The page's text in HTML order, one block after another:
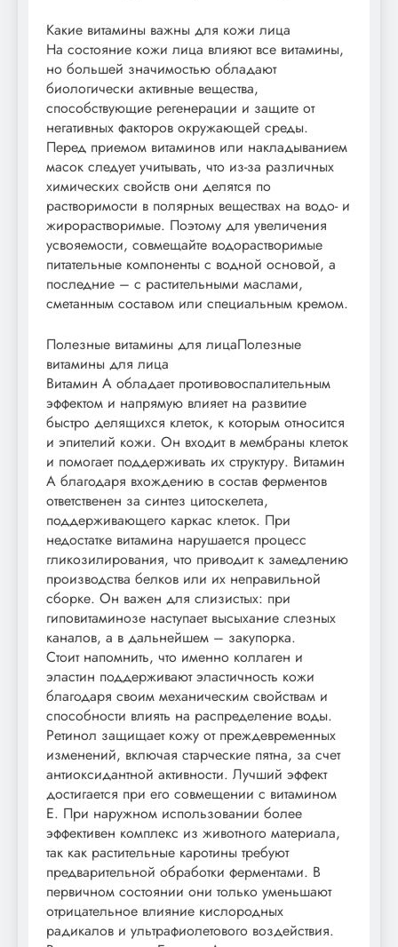
Какие витамины важны для кожи лица
На состояние кожи лица влияют все витамины,
но большей значимостью обладают
биологически активные вещества,
способствующие регенерации и защите от
негативных факторов окружающей среды.
Перед приемом витаминов или накладыванием
масок следует учитывать, что из-за различных
химических свойств они делятся по
растворимости в полярных веществах на водо- и
жирорастворимые. Поэтому для увеличения
усвояемости, совмещайте водорастворимые
питательные компоненты с водной основой, а
последние – с растительными маслами,
сметанным составом или специальным кремом.
Полезные витамины для лицаПолезные
витамины для лица
Витамин А обладает противовоспалительным
эффектом и напрямую влияет на развитие
быстро делящихся клеток, к которым относится
и эпителий кожи. Он входит в мембраны клеток
и помогает поддерживать их структуру. Витамин
А благодаря вхождению в состав ферментов
ответственен за синтез цитоскелета,
поддерживающего каркас клеток. При
недостатке витамина нарушается процесс
гликозилирования, что приводит к замедлению
производства белков или их неправильной
сборке. Он важен для слизистых: при
гиповитаминозе наступает высыхание слезных
каналов, а в дальнейшем – закупорка.
Стоит напомнить, что именно коллаген и
эластин поддерживают эластичность кожи
благодаря своим механическим свойствам и
способности влиять на распределение воды.
Ретинол защищает кожу от преждевременных
изменений, включая старческие пятна, за счет
антиоксидантной активности. Лучший эффект
достигается при его совмещении с витамином
Е. При наружном использовании более
эффективен комплекс из животного материала,
так как растительные каротины требуют
предварительной обработки ферментами. В
первичном состоянии они только уменьшают
отрицательное влияние кислородных
радикалов и ультрафиолетового воздействия.